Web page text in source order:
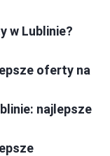
w Lublinie?
oferty na
najlepsze